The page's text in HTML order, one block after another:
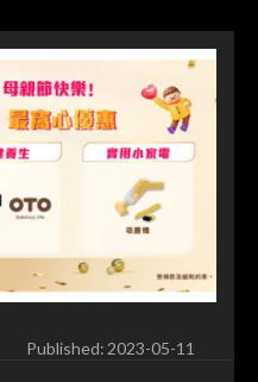
Published: 2023-05-11